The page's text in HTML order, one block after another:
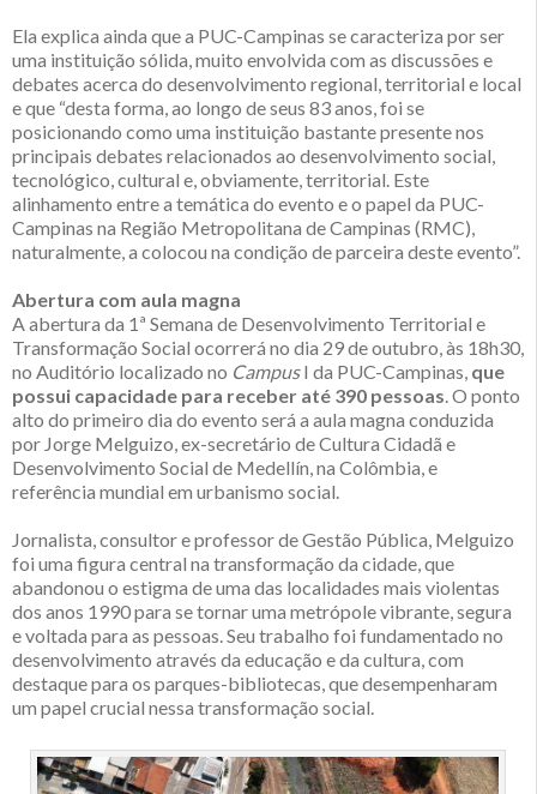
Ela explica ainda que a PUC-Campinas se caracteriza por ser
uma instituição sólida, muito envolvida com as discussões e
debates acerca do desenvolvimento regional, territorial e local
e que “desta forma, ao longo de seus 83 anos, foi se
posicionando como uma instituição bastante presente nos
principais debates relacionados ao desenvolvimento social,
tecnológico, cultural e, obviamente, territorial. Este
alinhamento entre a temática do evento e o papel da PUC-
Campinas na Região Metropolitana de Campinas (RMC),
naturalmente, a colocou na condição de parceira deste evento”.
Abertura com aula magna
A abertura da 1ª Semana de Desenvolvimento Territorial e
Transformação Social ocorrerá no dia 29 de outubro, às 18h30,
no Auditório localizado no CampusI da PUC-Campinas, que
possui capacidade para receber até 390 pessoas . O ponto
alto do primeiro dia do evento será a aula magna conduzida
por Jorge Melguizo, ex-secretário de Cultura Cidadã e
Desenvolvimento Social de Medellín, na Colômbia, e
referência mundial em urbanismo social.
Jornalista, consultor e professor de Gestão Pública, Melguizo
foi uma figura central na transformação da cidade, que
abandonou o estigma de uma das localidades mais violentas
dos anos 1990 para se tornar uma metrópole vibrante, segura
e voltada para as pessoas. Seu trabalho foi fundamentado no
desenvolvimento através da educação e da cultura, com
destaque para os parques-bibliotecas, que desempenharam
um papel crucial nessa transformação social.